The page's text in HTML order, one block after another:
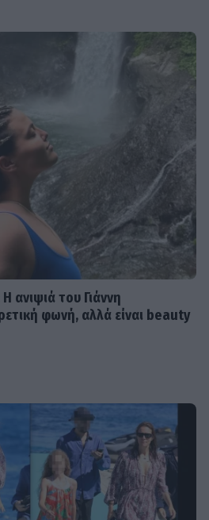
ανιψιά του Γιάννη
φωνή, αλλά είναι beauty